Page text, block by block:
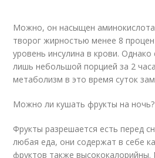
Можно, он насыщен
творог жирностью менее 8
уровень инсулина в крови.
лишь небольшой порцией за 2
метаболизм в это время суток
Можно ли кушать фрукты на ночь?
Фрукты разрешается есть перед
любая еда, они содержат в себе
фруктов также